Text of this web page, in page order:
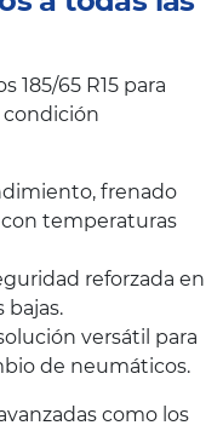
185/65 R15 para
frenado
temperaturas
reforzada en
bajas.
versátil para
de neumáticos.
como los